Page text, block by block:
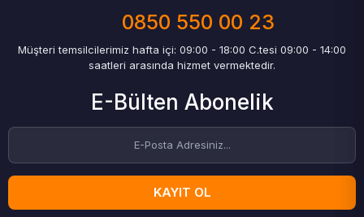
0850 550 00 23
Müşteri temsilcilerimiz hafta içi: 09:00 - 18:00 C.tesi 09:00 - 14:00
saatleri arasında hizmet vermektedir.
E-Bülten Abonelik
KAYIT OL